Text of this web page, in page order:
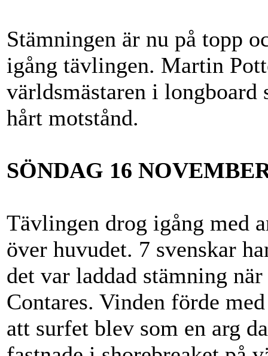
Stämningen är nu på topp
igång tävlingen. Martin
världsmästaren i longboard
hårt motstånd.
SÖNDAG 16
Tävlingen drog igång med
över huvudet. 7 svenskar
det var laddad stämning
Contares. Vinden förde
att surfet blev som en arg